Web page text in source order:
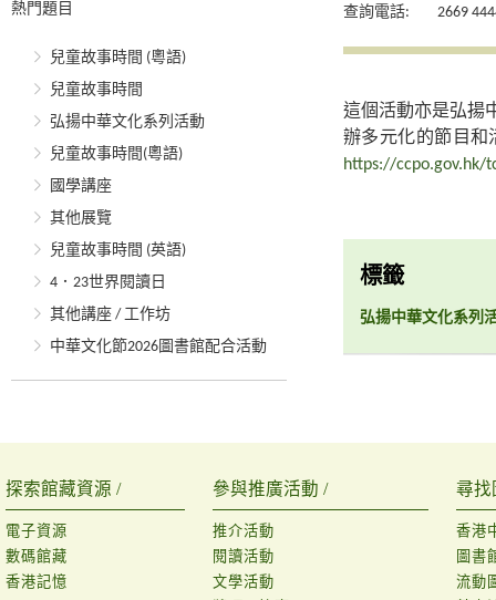
熱門題目
兒童故事時間 (粵語)
兒童故事時間
弘揚中華文化系列活動
兒童故事時間(粵語)
國學講座
其他展覽
兒童故事時間 (英語)
4．23世界閱讀日
其他講座 / 工作坊
中華文化節2026圖書館配合活動
查詢電話:
2669
這個活動亦是弘揚
辦多元化的節目和
https://ccpo.gov.hk/
標籤
弘揚中華文化系列
探索館藏資源 /
電子資源
數碼館藏
香港記憶
參與推廣活動 /
推介活動
閱讀活動
文學活動
尋找
香港
圖書
流動